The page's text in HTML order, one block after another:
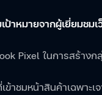
ป้าหมายจากผู้เยี่ยมชมเ
Pixel ในการสร้าง
ข้าชมหน้าสินค้าเฉพาะเ